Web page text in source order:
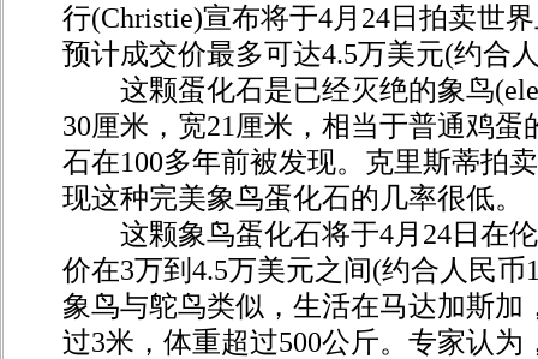
行(Christie)宣布将于4月24日拍卖世
预计成交价最多可达4.5万美元(约合
这颗蛋化石是已经灭绝的象鸟
30厘米，宽21厘米，相当于普通鸡蛋
石在100多年前被发现。克里斯蒂拍
现这种完美象鸟蛋化石的几率很低。
这颗象鸟蛋化石将于4月24日在伦
价在3万到4.5万美元之间(约合人民币
象鸟与鸵鸟类似，生活在马达加斯加
过3米，体重超过500公斤。专家认为